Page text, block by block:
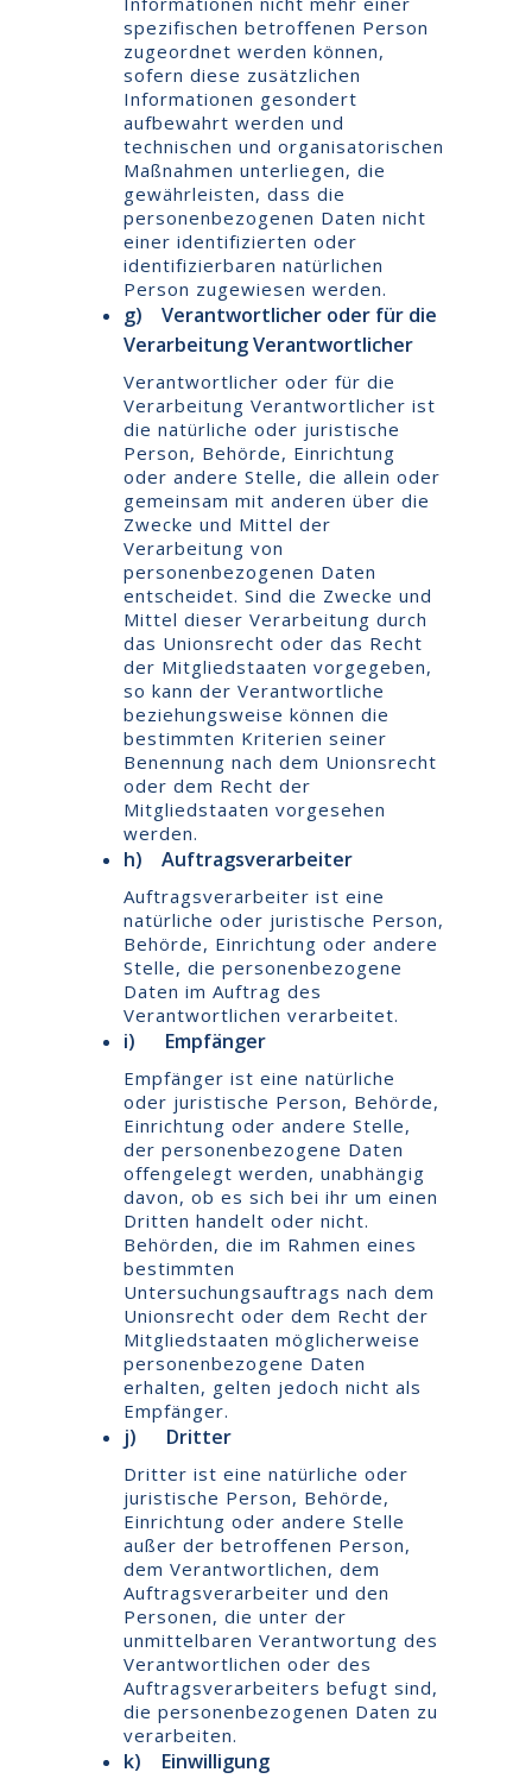
spezifischen betroffenen Person
zugeordnet werden können,
sofern diese zusätzlichen
Informationen gesondert
aufbewahrt werden und
technischen und organisatorischen
Maßnahmen unterliegen, die
gewährleisten, dass die
personenbezogenen Daten nicht
einer identifizierten oder
identifizierbaren natürlichen
Person zugewiesen werden.
g) Verantwortlicher oder für die
Verarbeitung Verantwortlicher
Verantwortlicher oder für die
Verarbeitung Verantwortlicher ist
die natürliche oder juristische
Person, Behörde, Einrichtung
oder andere Stelle, die allein oder
gemeinsam mit anderen über die
Zwecke und Mittel der
Verarbeitung von
personenbezogenen Daten
entscheidet. Sind die Zwecke und
Mittel dieser Verarbeitung durch
das Unionsrecht oder das Recht
der Mitgliedstaaten vorgegeben,
so kann der Verantwortliche
beziehungsweise können die
bestimmten Kriterien seiner
Benennung nach dem Unionsrecht
oder dem Recht der
Mitgliedstaaten vorgesehen
werden.
h) Auftragsverarbeiter
Auftragsverarbeiter ist eine
natürliche oder juristische Person,
Behörde, Einrichtung oder andere
Stelle, die personenbezogene
Daten im Auftrag des
Verantwortlichen verarbeitet.
i) Empfänger
Empfänger ist eine natürliche
oder juristische Person, Behörde,
Einrichtung oder andere Stelle,
der personenbezogene Daten
offengelegt werden, unabhängig
davon, ob es sich bei ihr um einen
Dritten handelt oder nicht.
Behörden, die im Rahmen eines
bestimmten
Untersuchungsauftrags nach dem
Unionsrecht oder dem Recht der
Mitgliedstaaten möglicherweise
personenbezogene Daten
erhalten, gelten jedoch nicht als
Empfänger.
j) Dritter
Dritter ist eine natürliche oder
juristische Person, Behörde,
Einrichtung oder andere Stelle
außer der betroffenen Person,
dem Verantwortlichen, dem
Auftragsverarbeiter und den
Personen, die unter der
unmittelbaren Verantwortung des
Verantwortlichen oder des
Auftragsverarbeiters befugt sind,
die personenbezogenen Daten zu
verarbeiten.
k) Einwilligung